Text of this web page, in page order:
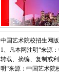
中国艺术院校招生网
1、凡本网注明“来源
转载、摘编、复制或
明“来源：中国艺术院